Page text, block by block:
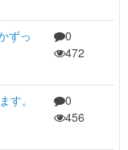
ずっ
0
472
す。
0
456